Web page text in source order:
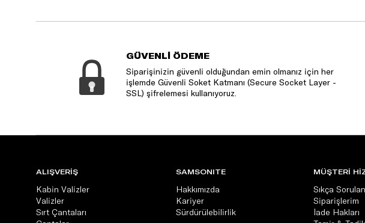
GÜVENLİ ÖDEME
Siparişinizin güvenli olduğundan emin olmanız için her
işlemde Güvenli Soket Katmanı (Secure Socket Layer -
SSL) şifrelemesi kullanıyoruz.
ALIŞVERİŞ
Kabin Valizler
Valizler
Sırt Çantaları
SAMSONITE
Hakkımızda
Kariyer
Sürdürülebilirlik
MÜŞTERİ
Sıkça
Siparişlerim
İade Hakları